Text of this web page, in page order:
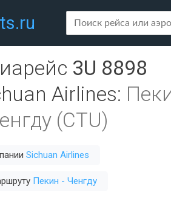
3U 8898
Airlines:
(CTU)
Sichuan Airlines
Пекин - Ченгду